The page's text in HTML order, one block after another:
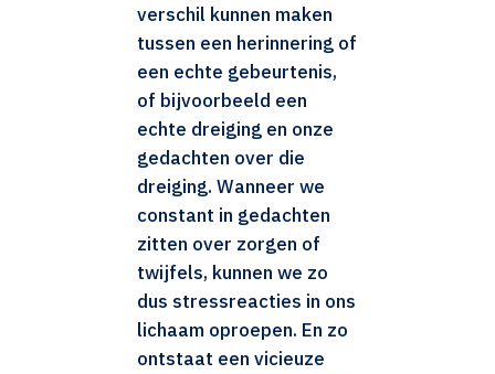
verschil kunnen maken
tussen een herinnering of
een echte gebeurtenis,
of bijvoorbeeld een
echte dreiging en onze
gedachten over die
dreiging. Wanneer we
constant in gedachten
zitten over zorgen of
twijfels, kunnen we zo
dus stressreacties in ons
lichaam oproepen. En zo
ontstaat een vicieuze